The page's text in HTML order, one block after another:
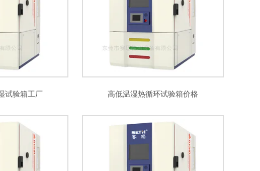
试验箱工厂 高低温湿热循环试验箱价格